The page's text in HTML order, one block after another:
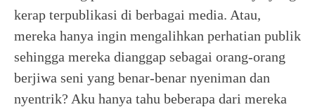
kerap terpublikasi di berbagai media. Atau,
mereka hanya ingin mengalihkan perhatian publik
sehingga mereka dianggap sebagai orang-orang
berjiwa seni yang benar-benar nyeniman dan
nyentrik? Aku hanya tahu beberapa dari mereka